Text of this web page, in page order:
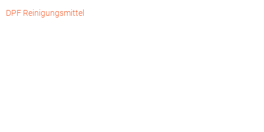
DPF Reinigungsmittel